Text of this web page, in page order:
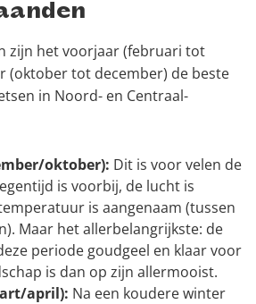
zijn het voorjaar (februari tot
(oktober tot december) de beste
in Noord- en Centraal-
oktober): Dit is voor velen de
is voorbij, de lucht is
is aangenaam (tussen
Maar het allerbelangrijkste: de
periode goudgeel en klaar voor
is dan op zijn allermooist.
april): Na een koudere winter